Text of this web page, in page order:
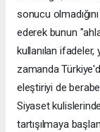
sonucu
ederek bunun
kullanılan ifadeler,
zamanda
eleştiriyi de
Siyaset
tartışılmaya